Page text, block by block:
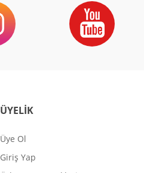
ÜYELİK
Üye Ol
Giriş Yap